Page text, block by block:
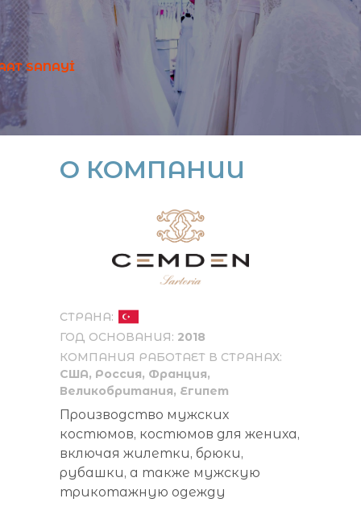
Производство мужских
костюмов, костюмов для жениха,
включая жилетки, брюки,
рубашки, а также мужскую
трикотажную одежду
О КОМПАНИИ
SANAYİ
ГОД ОСНОВАНИЯ: 2018
КОМПАНИЯ РАБОТАЕТ В СТРАНАХ:
США, Россия, Франция,
Великобритания, Египет
СТРАНА: